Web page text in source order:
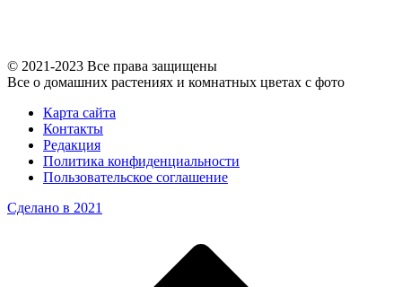
© 2021-2023 Все права защищены
Все о домашних растениях и комнатных цветах с фото
Карта сайта
Контакты
Редакция
Политика конфиденциальности
Пользовательское соглашение
Сделано в 2021